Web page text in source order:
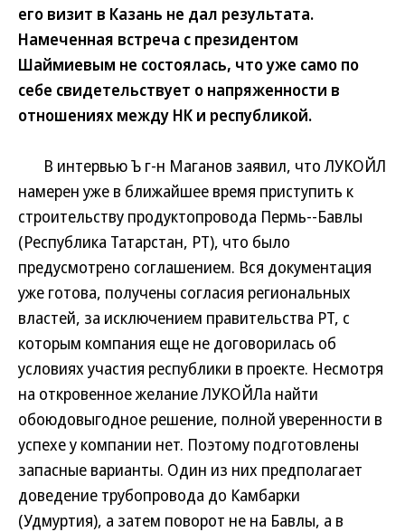
его визит в Казань не дал результата.
Намеченная встреча с президентом
Шаймиевым не состоялась, что уже само по
себе свидетельствует о напряженности в
отношениях между НК и республикой.
В интервью Ъ г-н Маганов заявил, что ЛУКОЙЛ
намерен уже в ближайшее время приступить к
строительству продуктопровода Пермь--Бавлы
(Республика Татарстан, РТ), что было
предусмотрено соглашением. Вся документация
уже готова, получены согласия региональных
властей, за исключением правительства РТ, с
которым компания еще не договорилась об
условиях участия республики в проекте. Несмотря
на откровенное желание ЛУКОЙЛа найти
обоюдовыгодное решение, полной уверенности в
успехе у компании нет. Поэтому подготовлены
запасные варианты. Один из них предполагает
доведение трубопровода до Камбарки
(Удмуртия), а затем поворот не на Бавлы, а в